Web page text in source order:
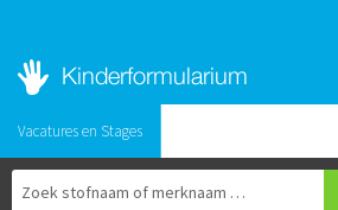
Vacatures en Stages